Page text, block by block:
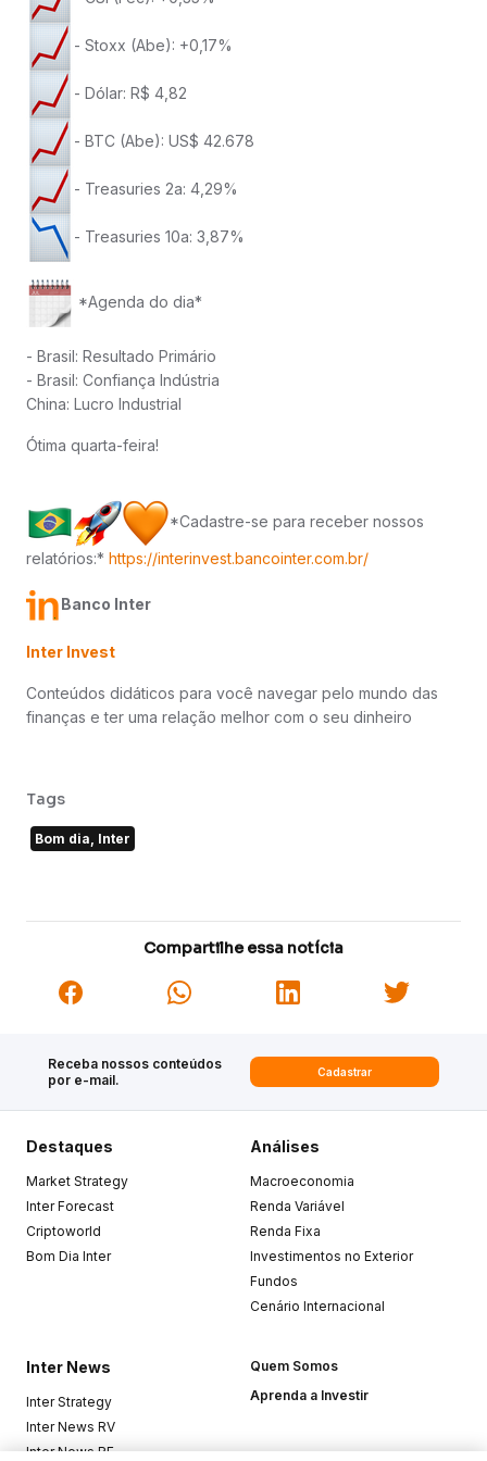
- Stoxx (Abe): +0,17%
- Dólar: R$ 4,82
- BTC (Abe): US$ 42.678
- Treasuries 2a: 4,29%
- Treasuries 10a: 3,87%
*Agenda do dia*
- Brasil: Resultado Primário
- Brasil: Confiança Indústria
China: Lucro Industrial
Ótima quarta-feira!
*Cadastre-se para receber nossos
relatórios:* https://interinvest.bancointer.com.br/
Banco Inter
Inter Invest
Conteúdos didáticos para você navegar pelo mundo das
finanças e ter uma relação melhor com o seu dinheiro
Tags
Bom dia, Inter
Compartilhe essa notícia
Receba nossos conteúdos
por e-mail.
Cadastrar
Destaques
Market Strategy
Inter Forecast
Criptoworld
Bom Dia Inter
Análises
Macroeconomia
Renda Variável
Renda Fixa
Investimentos no Exterior
Fundos
Cenário Internacional
Inter News
Inter Strategy
Inter News RV
Inter News RF
Quem Somos
Aprenda a Investir